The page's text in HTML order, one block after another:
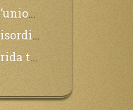
pochissimo.
è stato grande!
e tornino a Lui: